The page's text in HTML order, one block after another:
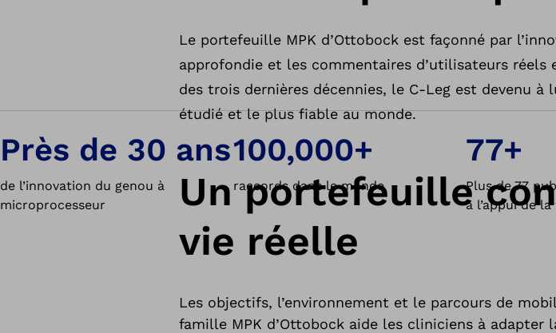
Le portefeuille MPK d’Ottobock est façonné par
approfondie et les commentaires d’utilisateurs
des trois dernières décennies, le C-Leg est devenu
étudié et le plus fiable au monde.
Près de 30 ans
de l’innovation du genou à
microprocesseur
100,000+
raccords dans le monde
77+
Plus de 77
à l’appui de
Un portefeuille
vie réelle
Les objectifs, l’environnement et le parcours de
famille MPK d’Ottobock aide les cliniciens à adapter